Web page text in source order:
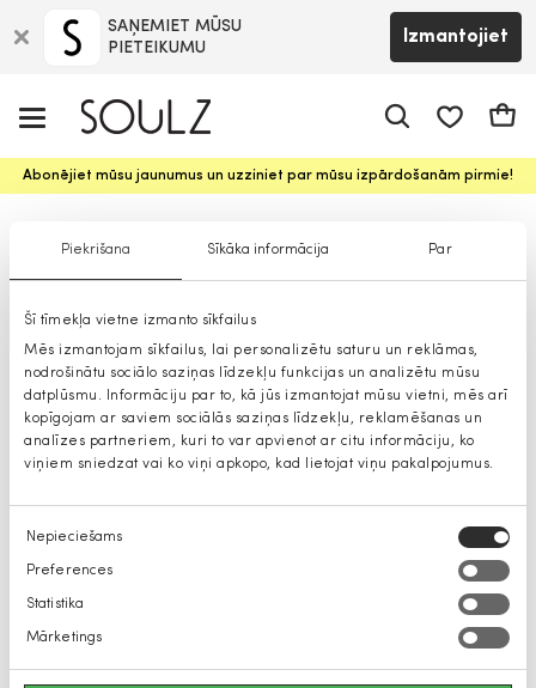
Piekrišana Sīkāka informācija Par
Šī tīmekļa vietne izmanto sīkfailus
Mēs izmantojam sīkfailus, lai personalizētu saturu un reklāmas,
nodrošinātu sociālo saziņas līdzekļu funkcijas un analizētu mūsu
datplūsmu. Informāciju par to, kā jūs izmantojat mūsu vietni, mēs arī
kopīgojam ar saviem sociālās saziņas līdzekļu, reklamēšanas un
analīzes partneriem, kuri to var apvienot ar citu informāciju, ko
viņiem sniedzat vai ko viņi apkopo, kad lietojat viņu pakalpojumus.
Piekrišanas
izvēle
Nepieciešams
Preferences
Statistika
Mārketings
SAŅEMIET MŪSU
PIETEIKUMU
Izmantojiet
Abonējiet mūsu jaunumus un uzziniet par mūsu izpārdošanām pirmie!
Rokassomas meitenēm